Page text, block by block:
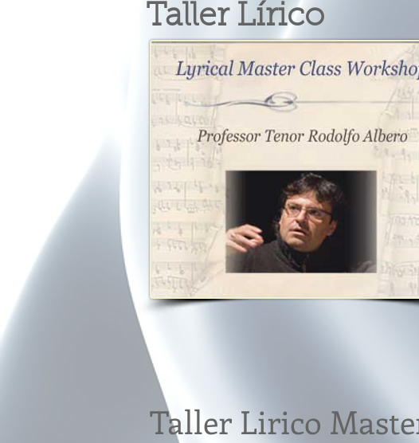
Taller Lírico
​Taller Lirico